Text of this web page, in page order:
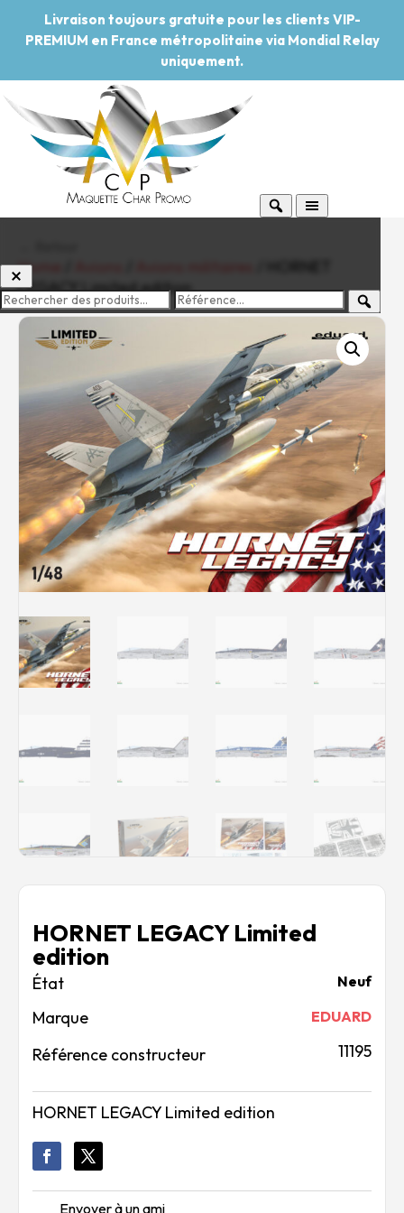
Livraison toujours gratuite pour les clients VIP-
PREMIUM en France métropolitaine via Mondial Relay
uniquement.
Pouvoir d'achat
Rechercher des produits...
Mon panier 0
0,00€
Connexion / Inscription
Véhicules
Avions
Bateaux
Trains
Figurines
Peintures
Accessoires
Puzzles
Contact
Home
LEGACY Limited edition
HORNET LEGACY Limited
edition
Neuf
Marque EDUARD
Référence constructeur 11195
HORNET LEGACY Limited edition
Envoyer à un ami